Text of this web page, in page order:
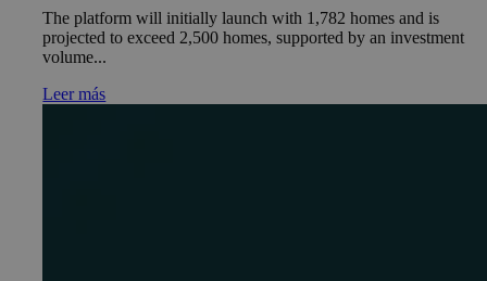
The platform will initially launch with 1,782 homes and is
projected to exceed 2,500 homes, supported by an investment
volume...
Leer más